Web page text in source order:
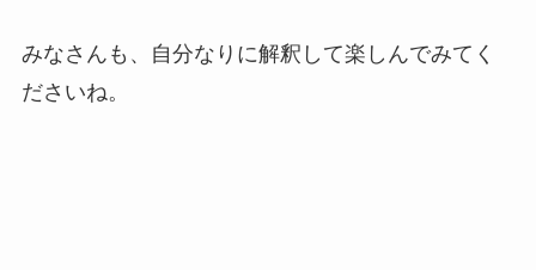
みなさんも、自分なりに解釈して楽しんでみてく
ださいね。